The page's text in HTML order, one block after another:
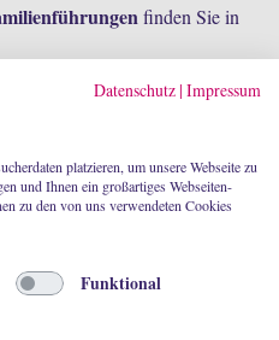
finden Sie in
Ort zum
Datenschutz | Impressum
platzieren, um unsere Webseite zu
und Ihnen ein großartiges Webseiten-
zu den von uns verwendeten Cookies
Funktional